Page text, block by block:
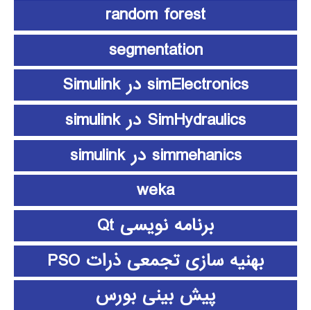
random forest
segmentation
simElectronics در Simulink
SimHydraulics در simulink
simmehanics در simulink
weka
برنامه نویسی Qt
بهنیه سازی تجمعی ذرات PSO
پیش بینی بورس